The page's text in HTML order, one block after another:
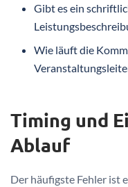
Gibt es ein
Wie läuft die
Timing und
Ablauf
Der häufigste Fehler ist